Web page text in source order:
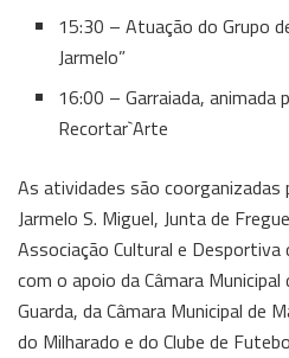
15:30 – Atuação do Grupo
Jarmelo”
16:00 – Garraiada, animada
Recortar`Arte
As atividades são coorganizadas
Jarmelo S. Miguel, Junta de
Associação Cultural e Desportiva
com o apoio da Câmara
Guarda, da Câmara Municipal de
do Milharado e do Clube de